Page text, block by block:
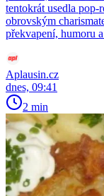
tentokrát usedla pop-
obrovským
překvapení, humoru
Aplausin.cz
dnes, 09:41
2 min